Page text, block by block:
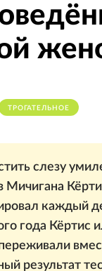
ТРОГАТЕЛЬНОЕ
слезу
Мичигана
каждый
года
результат